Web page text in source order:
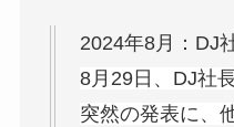
2024年8月：DJ
8月29日、DJ社
突然の発表に、